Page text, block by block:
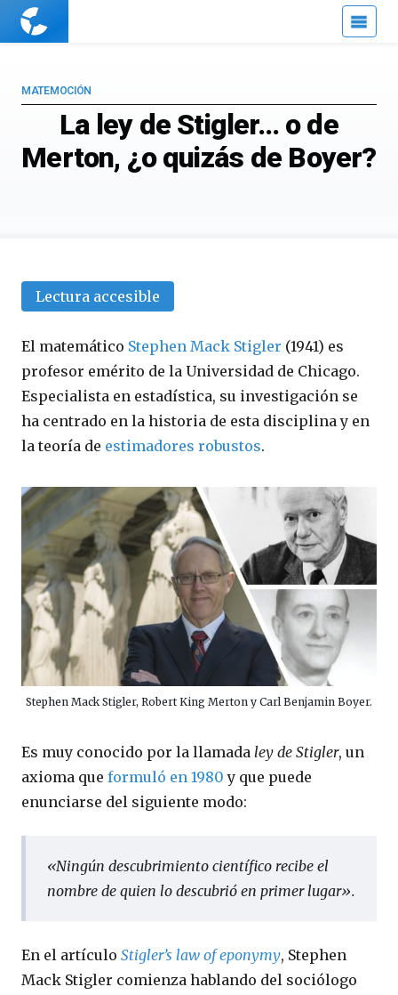
Cuaderno
La ley de Stigler… o de
Merton, ¿o quizás de Boyer?
MATEMOCIÓN
Lectura accesible
El matemático Stephen Mack Stigler (1941) es
profesor emérito de la Universidad de Chicago.
Especialista en estadística, su investigación se
ha centrado en la historia de esta disciplina y en
la teoría de estimadores robustos.
Stephen Mack Stigler, Robert King Merton y Carl Benjamin Boyer.
Es muy conocido por la llamada ley de Stigler, un
axioma que formuló en 1980 y que puede
enunciarse del siguiente modo:
«Ningún descubrimiento científico recibe el
nombre de quien lo descubrió en primer lugar».
En el artículo Stigler’s law of eponymy, Stephen
Mack Stigler comienza hablando del sociólogo